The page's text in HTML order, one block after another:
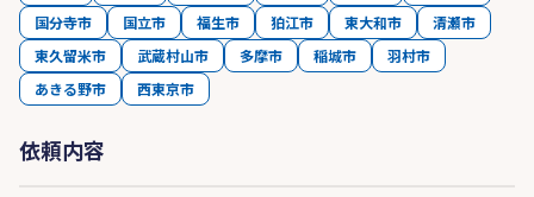
国分寺市
国立市 福生市 狛江市 東大和市
清瀬市
東久留米市
武蔵村山市 多摩市 稲城市
羽村市
あきる野市
西東京市
依頼内容